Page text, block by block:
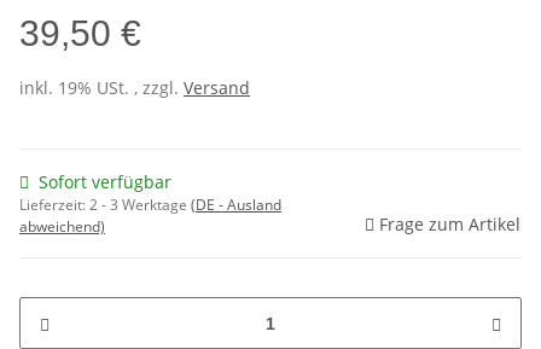
39,50 €
inkl. 19% USt. , zzgl. Versand
Sofort verfügbar
Lieferzeit:2 - 3 Werktage (DE - Ausland
abweichend)
Frage zum Artikel